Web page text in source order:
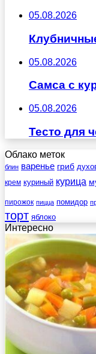
05.08.2026
05.08.2026
Самса с
05.08.2026
Тесто для
Облако меток
блин варенье гриб
крем куриный курица
пирожок пицца помидор
торт яблоко
Интересно